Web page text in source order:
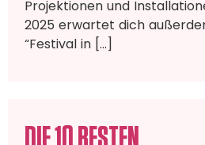
Projektionen und
2025 erwartet dich
“Festival in […]